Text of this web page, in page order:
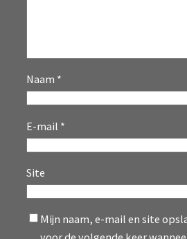
Naam *
E-mail *
Site
Mijn naam, e-mail en site